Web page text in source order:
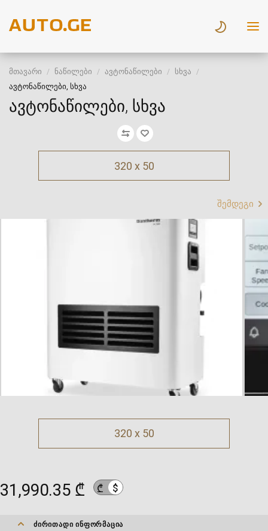
მთავარი ნაწილები ავტონაწილები
სხვა
ავტონაწილები, სხვა
ავტონაწილები, სხვა
320 x 50
შემდეგი
320 x 50
31,990.35 ₾ ₾ $
ᲫᲘᲠᲘᲗᲐᲓᲘ ᲘᲜᲤᲝᲠᲛᲐᲪᲘᲐ